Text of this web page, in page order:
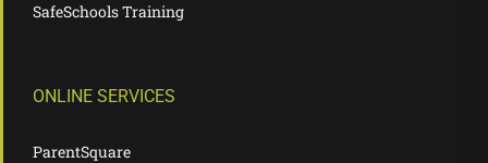
SafeSchools Training
ONLINE SERVICES
ParentSquare